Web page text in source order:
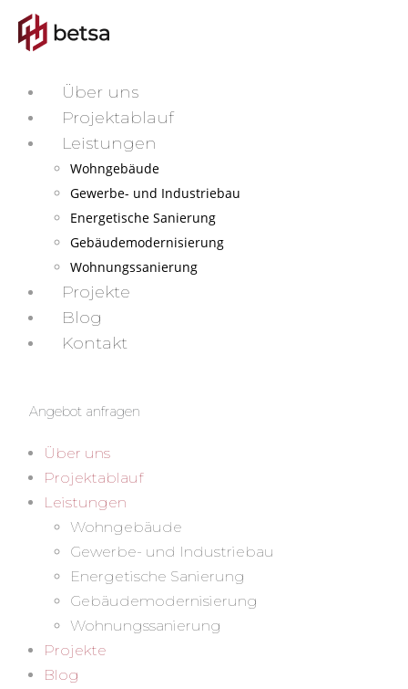
Über uns
Projektablauf
Leistungen
Wohngebäude
Gewerbe- und Industriebau
Energetische Sanierung
Gebäudemodernisierung
Wohnungssanierung
Projekte
Blog
Kontakt
Angebot anfragen
Über uns
Projektablauf
Leistungen
Wohngebäude
Gewerbe- und Industriebau
Energetische Sanierung
Gebäudemodernisierung
Wohnungssanierung
Projekte
Blog